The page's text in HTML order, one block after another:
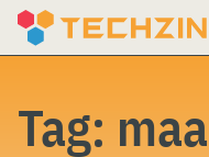
Skip
Tag: